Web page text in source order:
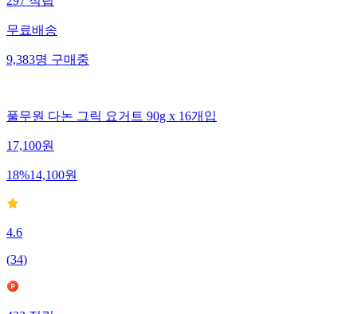
297적립
무료배송
9,383명구매중
풀무원 다논 그릭 요거트 90g x 16개입
17,100원
18%14,100원
4.6
(34)